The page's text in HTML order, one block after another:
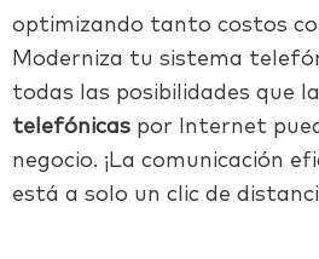
optimizando tanto costos
Moderniza tu sistema
todas las posibilidades que
telefónicas por Internet
negocio. ¡La comunicación
está a solo un clic de